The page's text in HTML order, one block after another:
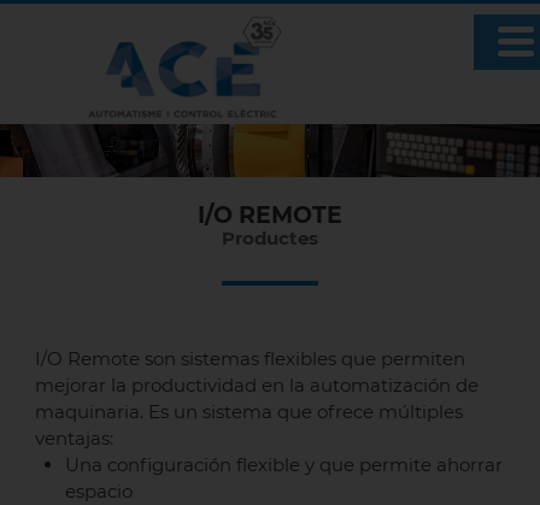
I/O REMOTE
Productes
I/O Remote son sistemas flexibles que permiten
mejorar la productividad en la automatización de
maquinaria. Es un sistema que ofrece múltiples
ventajas:
Una configuración flexible y que permite ahorrar
espacio